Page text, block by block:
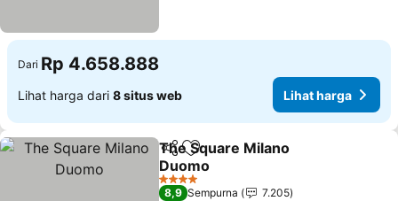
Dari Rp 4.658.888
Lihat harga dari 8 situs web Lihat harga
BagikanTambahkan ke favorit
The Square Milano
Duomo
Lihat harga
4 Bintang
8,9 Sempurna
7.205